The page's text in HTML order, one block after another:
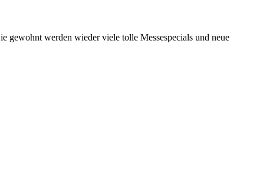
gewohnt werden wieder viele tolle Messespecials und neue